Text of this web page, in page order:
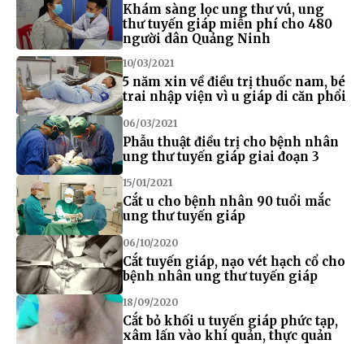
Khám sàng lọc ung thư vú, ung
thư tuyến giáp miễn phí cho 480
người dân Quảng Ninh
10/03/2021
5 năm xin về điều trị thuốc nam, bé
trai nhập viện vì u giáp di căn phổi
06/03/2021
Phẫu thuật điều trị cho bệnh nhân
ung thư tuyến giáp giai đoạn 3
15/01/2021
Cắt u cho bệnh nhân 90 tuổi mắc
ung thư tuyến giáp
06/10/2020
Cắt tuyến giáp, nạo vét hạch cổ cho
bệnh nhân ung thư tuyến giáp
18/09/2020
Cắt bỏ khối u tuyến giáp phức tạp,
xâm lấn vào khí quản, thực quản